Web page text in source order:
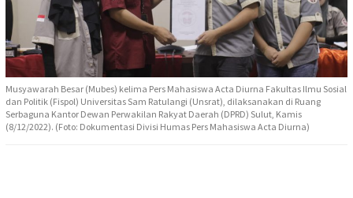
Musyawarah Besar (Mubes) kelima Pers Mahasiswa Acta Diurna Fakultas Ilmu Sosial
dan Politik (Fispol) Universitas Sam Ratulangi (Unsrat), dilaksanakan di Ruang
Serbaguna Kantor Dewan Perwakilan Rakyat Daerah (DPRD) Sulut, Kamis
(8/12/2022). (Foto: Dokumentasi Divisi Humas Pers Mahasiswa Acta Diurna)